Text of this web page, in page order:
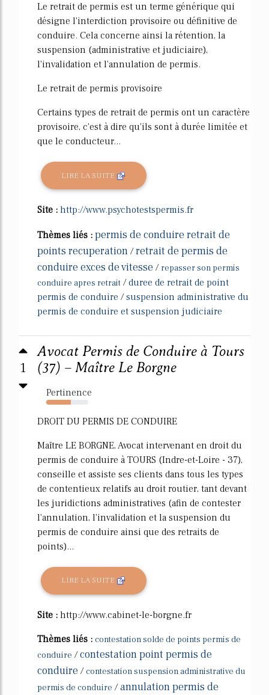
Le retrait de permis est un terme générique qui
désigne l'interdiction provisoire ou définitive de
conduire. Cela concerne ainsi la rétention, la
suspension (administrative et judiciaire),
l'invalidation et l'annulation de permis.
Le retrait de permis provisoire
Certains types de retrait de permis ont un caractère
provisoire, c'est à dire qu'ils sont à durée limitée et
que le conducteur...
LIRE LA SUITE
Site : http://www.psychotestspermis.fr
Thèmes liés : permis de conduire retrait de
points recuperation /retrait de permis de
conduire exces de vitesse / repasser son permis
conduire apres retrait /duree de retrait de point
permis de conduire /suspension administrative du
permis de conduire et suspension judiciaire
1
Avocat Permis de Conduire à Tours
(37) – Maître Le Borgne
Pertinence
58%
DROIT DU PERMIS DE CONDUIRE
Maître LE BORGNE, Avocat intervenant en droit du
permis de conduire à TOURS (Indre-et-Loire - 37),
conseille et assiste ses clients dans tous les types
de contentieux relatifs au droit routier, tant devant
les juridictions administratives (afin de contester
l'annulation, l'invalidation et la suspension du
permis de conduire ainsi que des retraits de
points)...
LIRE LA SUITE
Site : http://www.cabinet-le-borgne.fr
Thèmes liés : contestation solde de points permis de
conduire /contestation point permis de
conduire / contestation suspension administrative du
permis de conduire /annulation permis de